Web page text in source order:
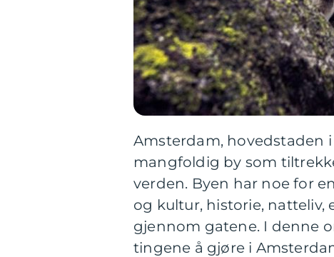
Amsterdam, hovedstaden
mangfoldig by som
verden. Byen har noe for
og kultur, historie, natteliv,
gjennom gatene. I denne
tingene å gjøre i